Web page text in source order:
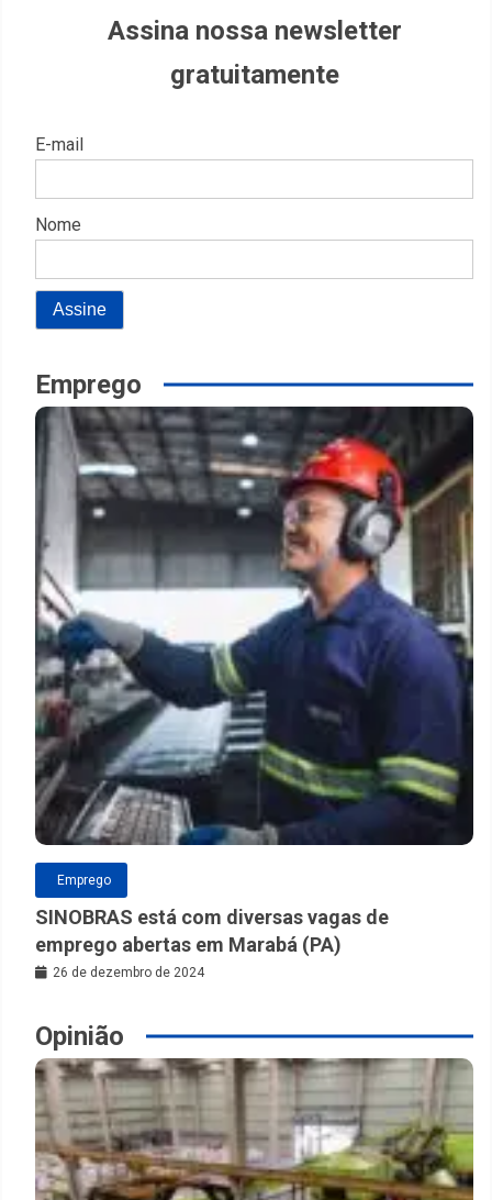
Assina nossa newsletter
gratuitamente
E-mail
Nome
Emprego
Emprego
SINOBRAS está com diversas vagas de
emprego abertas em Marabá (PA)
26 de dezembro de 2024
Opinião